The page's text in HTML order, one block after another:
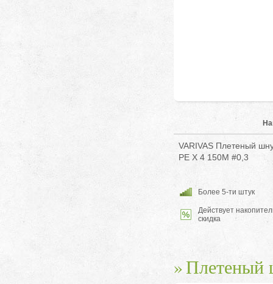
VARIVAS Плетеный
PE X 4 150M #0,3
Более 5-ти штук
Действует
скидка
Плетеный